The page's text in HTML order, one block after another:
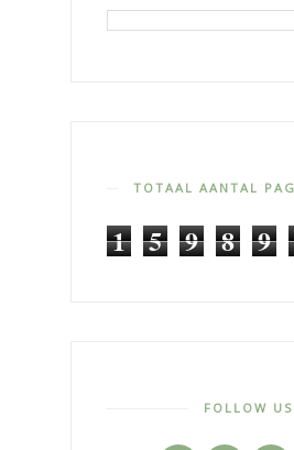
TOTAAL AANTAL
1 5 9 8 9
FOLLOW US